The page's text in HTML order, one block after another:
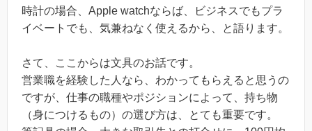
時計の場合、Apple watchならば、ビジネスでもプラ
イベートでも、気兼ねなく使えるから、と語ります。
さて、ここからは文具のお話です。
営業職を経験した人なら、わかってもらえると思うの
ですが、仕事の職種やポジションによって、持ち物
（身につけるもの）の選び方は、とても重要です。